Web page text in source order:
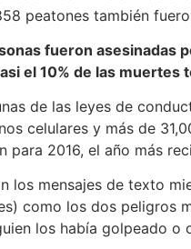
peatones también
fueron asesinadas
el 10% de las muertes
de las leyes de
celulares y más de
para 2016, el año más
los mensajes de texto
como los dos peligros
los había golpeado o